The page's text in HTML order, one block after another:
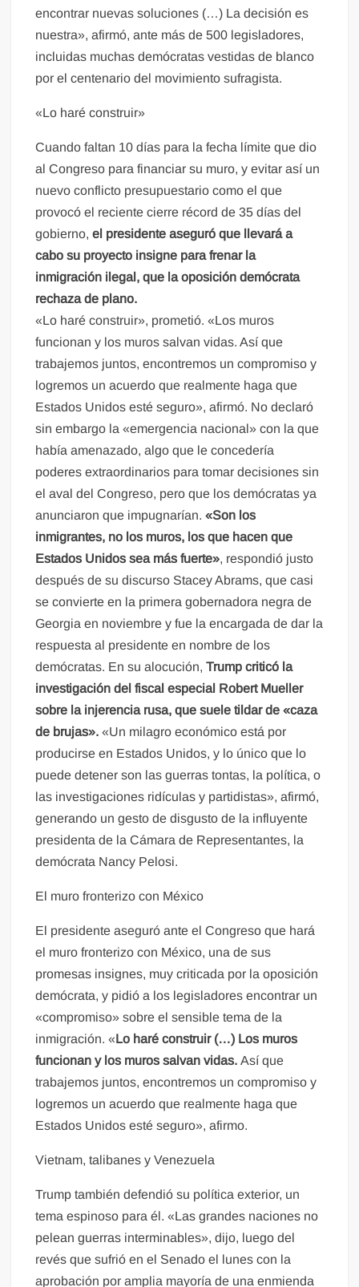
encontrar nuevas soluciones (…) La decisión es
nuestra», afirmó, ante más de 500 legisladores,
incluidas muchas demócratas vestidas de blanco
por el centenario del movimiento sufragista.
«Lo haré construir»
Cuando faltan 10 días para la fecha límite que dio
al Congreso para financiar su muro, y evitar así un
nuevo conflicto presupuestario como el que
provocó el reciente cierre récord de 35 días del
gobierno,el presidente aseguró que llevará a
cabo su proyecto insigne para frenar la
inmigración ilegal, que la oposición demócrata
rechaza de plano.
«Lo haré construir», prometió. «Los muros
funcionan y los muros salvan vidas. Así que
trabajemos juntos, encontremos un compromiso y
logremos un acuerdo que realmente haga que
Estados Unidos esté seguro», afirmó. No declaró
sin embargo la «emergencia nacional» con la que
había amenazado, algo que le concedería
poderes extraordinarios para tomar decisiones sin
el aval del Congreso, pero que los demócratas ya
anunciaron que impugnarían.«Son los
inmigrantes, no los muros, los que hacen que
Estados Unidos sea más fuerte», respondió justo
después de su discurso Stacey Abrams, que casi
se convierte en la primera gobernadora negra de
Georgia en noviembre y fue la encargada de dar la
respuesta al presidente en nombre de los
demócratas. En su alocución,Trump criticó la
investigación del fiscal especial Robert Mueller
sobre la injerencia rusa, que suele tildar de «caza
de brujas».«Un milagro económico está por
producirse en Estados Unidos, y lo único que lo
puede detener son las guerras tontas, la política, o
las investigaciones ridículas y partidistas», afirmó,
generando un gesto de disgusto de la influyente
presidenta de la Cámara de Representantes, la
demócrata Nancy Pelosi.
El muro fronterizo con México
El presidente aseguró ante el Congreso que hará
el muro fronterizo con México, una de sus
promesas insignes, muy criticada por la oposición
demócrata, y pidió a los legisladores encontrar un
«compromiso» sobre el sensible tema de la
inmigración. «Lo haré construir (…) Los muros
funcionan y los muros salvan vidas. Así que
trabajemos juntos, encontremos un compromiso y
logremos un acuerdo que realmente haga que
Estados Unidos esté seguro», afirmo.
Vietnam, talibanes y Venezuela
Trump también defendió su política exterior, un
tema espinoso para él. «Las grandes naciones no
pelean guerras interminables», dijo, luego del
revés que sufrió en el Senado el lunes con la
aprobación por amplia mayoría de una enmienda